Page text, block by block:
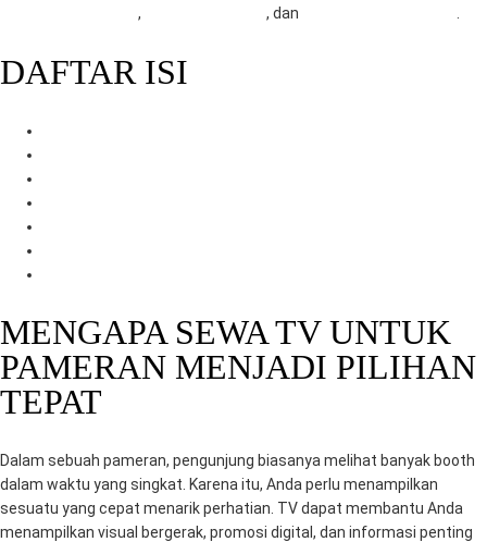
, , dan .
DAFTAR ISI
MENGAPA SEWA TV UNTUK
PAMERAN MENJADI PILIHAN
TEPAT
Dalam sebuah pameran, pengunjung biasanya melihat banyak booth
dalam waktu yang singkat. Karena itu, Anda perlu menampilkan
sesuatu yang cepat menarik perhatian. TV dapat membantu Anda
menampilkan visual bergerak, promosi digital, dan informasi penting